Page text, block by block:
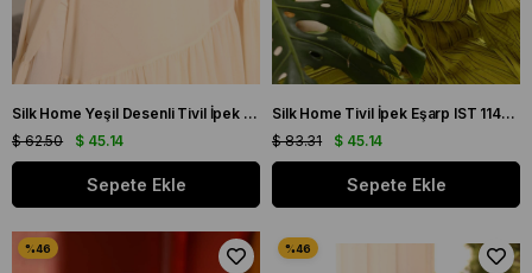
Silk Home Yeşil Desenli Tivil İpek Eşarp 11432-32
$ 45.14
$ 62.50
Sepete Ekle
Silk Home Tivil İpek Eşarp IST 11425 - 40 Yeşil, Leylak, Sarı, Haki
$ 45.14
$ 83.31
Sepete Ekle